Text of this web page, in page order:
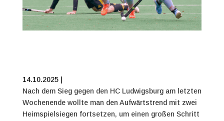
14.10.2025 |
Nach dem Sieg gegen den HC Ludwigsburg am letzten
Wochenende wollte man den Aufwärtstrend mit zwei
Heimspielsiegen fortsetzen, um einen großen Schritt